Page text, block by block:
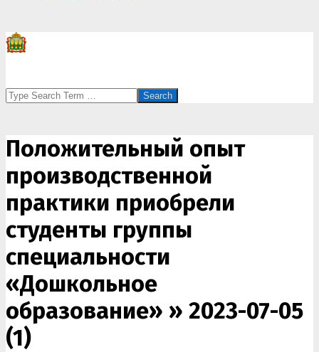
Search
Положительный опыт
производственной
практики приобрели
студенты группы
специальности
«Дошкольное
образование» » 2023-07-05
(1)